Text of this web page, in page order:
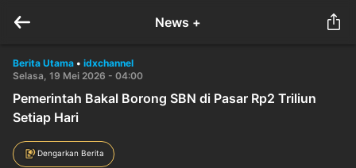
News +
Berita Utama • idxchannel
Selasa, 19 Mei 2026 - 04:00
Pemerintah Bakal Borong SBN di Pasar Rp2 Triliun
Setiap Hari
Dengarkan Berita